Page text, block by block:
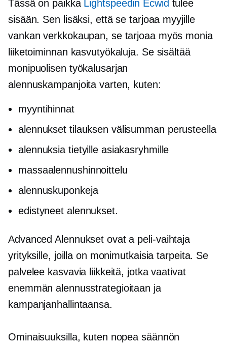
Tässä on paikka Lightspeedin Ecwid tulee
sisään. Sen lisäksi, että se tarjoaa myyjille
vankan verkkokaupan, se tarjoaa myös monia
liiketoiminnan kasvutyökaluja. Se sisältää
monipuolisen työkalusarjan
alennuskampanjoita varten, kuten:
myyntihinnat
alennukset tilauksen välisumman perusteella
alennuksia tietyille asiakasryhmille
massaalennushinnoittelu
alennuskuponkeja
edistyneet alennukset.
Advanced Alennukset ovat a peli-vaihtaja
yrityksille, joilla on monimutkaisia ​​tarpeita. Se
palvelee kasvavia liikkeitä, jotka vaativat
enemmän alennusstrategioitaan ja
kampanjanhallintaansa.
Ominaisuuksilla, kuten nopea säännön